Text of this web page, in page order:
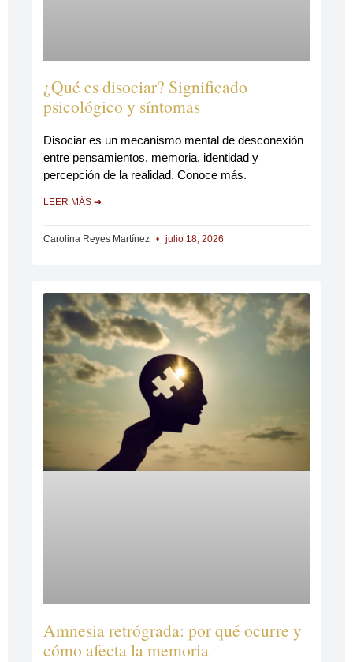
¿Qué es disociar? Significado
psicológico y síntomas
Disociar es un mecanismo mental de desconexión
entre pensamientos, memoria, identidad y
percepción de la realidad. Conoce más.
LEER MÁS ➔
Carolina Reyes Martínez julio 18, 2026
Amnesia retrógrada: por qué ocurre y
cómo afecta la memoria